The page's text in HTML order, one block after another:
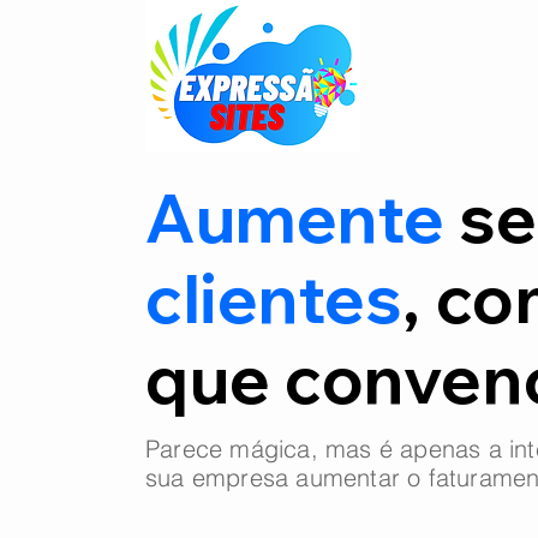
Aumente
clientes,
que
Parece mágica, mas é apenas a
sua empresa aumentar o